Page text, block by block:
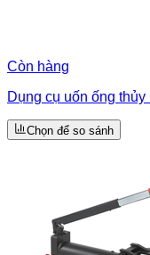
Còn hàng
Dụng cụ uốn ống
Chọn để so sánh